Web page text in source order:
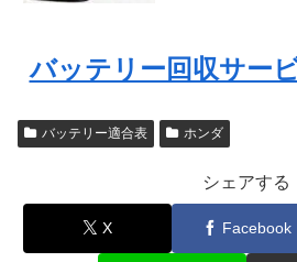
バッテリー回収サー
バッテリー適合表 ホンダ
シェアする
X Facebook